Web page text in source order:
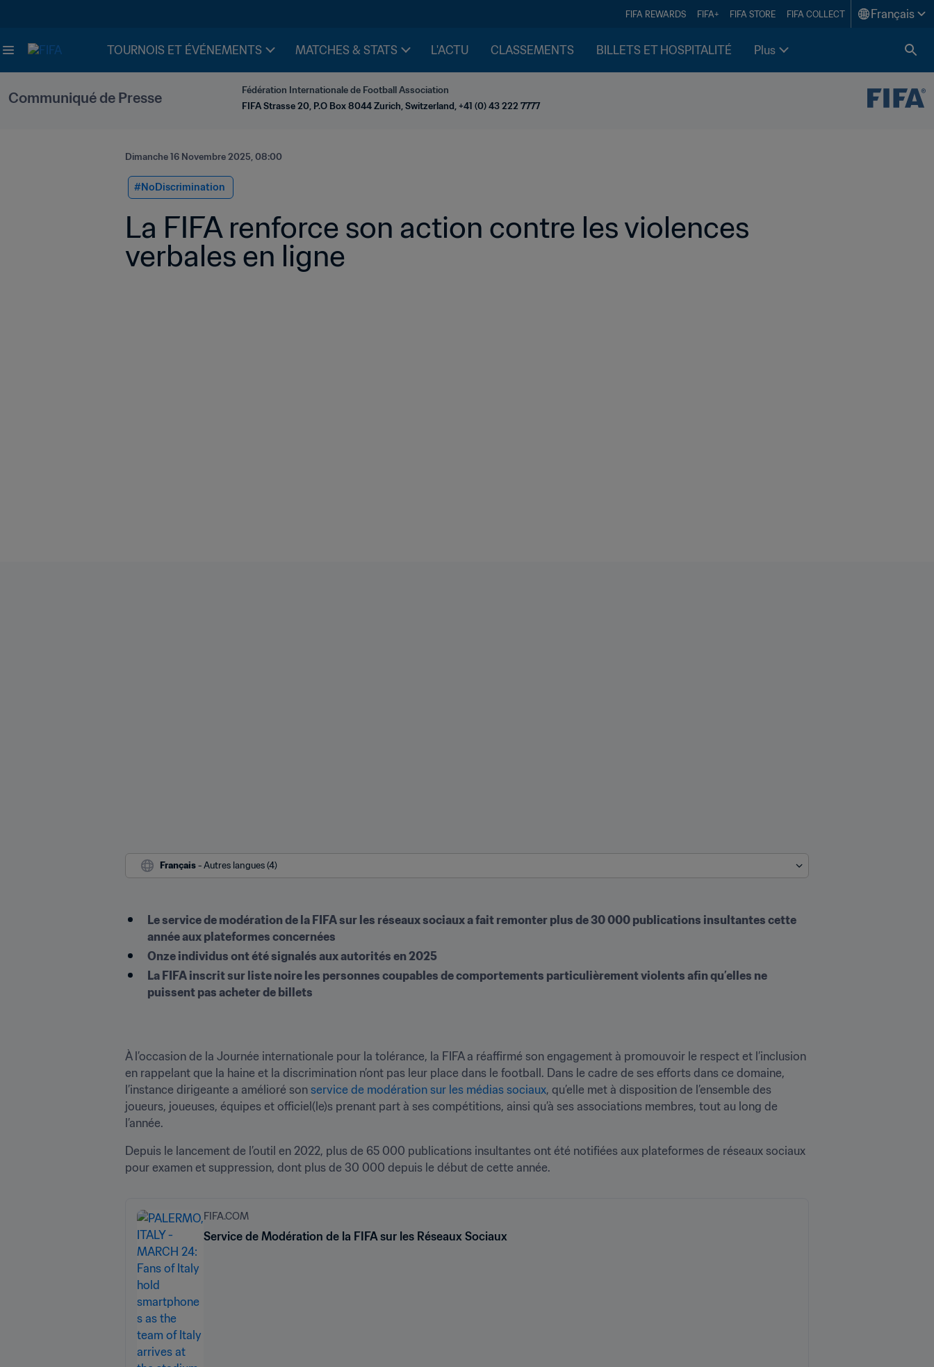
FIFA REWARDS FIFA+ FIFA STORE FIFA COLLECT Français
TOURNOIS ET ÉVÉNEMENTS MATCHES & STATS L'ACTU CLASSEMENTS BILLETS ET HOSPITALITÉ Plus
Communiqué de Presse
Fédération Internationale de Football Association
FIFA Strasse 20, P.O Box 8044 Zurich, Switzerland, +41 (0) 43 222 7777
Dimanche 16 Novembre 2025, 08:00
#NoDiscrimination
La FIFA renforce son action contre les violences
verbales en ligne
Français - Autres langues (4)
Le service de modération de la FIFA sur les réseaux sociaux a fait remonter plus de 30 000 publications insultantes cette
année aux plateformes concernées
Onze individus ont été signalés aux autorités en 2025
La FIFA inscrit sur liste noire les personnes coupables de comportements particulièrement violents afin qu’elles ne
puissent pas acheter de billets
À l’occasion de la Journée internationale pour la tolérance, la FIFA a réaffirmé son engagement à promouvoir le respect et l’inclusion
en rappelant que la haine et la discrimination n’ont pas leur place dans le football. Dans le cadre de ses efforts dans ce domaine,
l’instance dirigeante a amélioré son service de modération sur les médias sociaux, qu’elle met à disposition de l’ensemble des
joueurs, joueuses, équipes et officiel(le)s prenant part à ses compétitions, ainsi qu’à ses associations membres, tout au long de
l’année.
Depuis le lancement de l’outil en 2022, plus de 65 000 publications insultantes ont été notifiées aux plateformes de réseaux sociaux
pour examen et suppression, dont plus de 30 000 depuis le début de cette année.
FIFA.COM
Service de Modération de la FIFA sur les Réseaux Sociaux